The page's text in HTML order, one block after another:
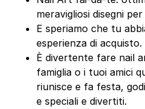
meravigliosi disegni
E speriamo che tu
esperienza di acquisto.
È divertente fare nail
famiglia o i tuoi amici
riunisce e fa festa,
e speciali e divertiti.